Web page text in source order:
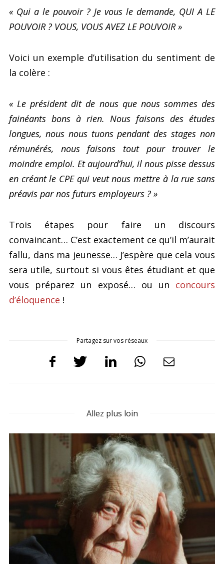
« Qui a le pouvoir ? Je vous le demande, QUI A LE
POUVOIR ? VOUS, VOUS AVEZ LE POUVOIR »
Voici un exemple d’utilisation du sentiment de
la colère :
« Le président dit de nous que nous sommes des
fainéants bons à rien. Nous faisons des études
longues, nous nous tuons pendant des stages non
rémunérés, nous faisons tout pour trouver le
moindre emploi. Et aujourd’hui, il nous pisse dessus
en créant le CPE qui veut nous mettre à la rue sans
préavis par nos futurs employeurs ? »
Trois étapes pour faire un discours
convaincant… C’est exactement ce qu’il m’aurait
fallu, dans ma jeunesse… J’espère que cela vous
sera utile, surtout si vous êtes étudiant et que
vous préparez un exposé… ou un concours
d’éloquence !
Partagez sur vos réseaux
Allez plus loin